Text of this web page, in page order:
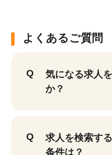
よくあるご質問
気になる求人
か？
求人を検索す
条件は？